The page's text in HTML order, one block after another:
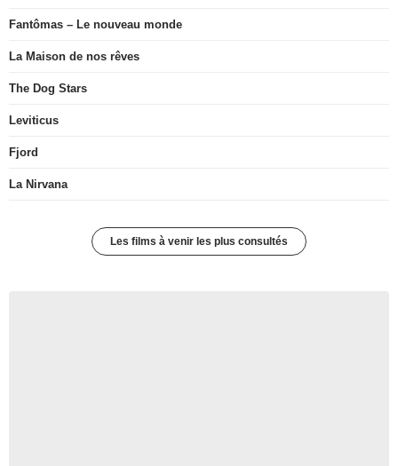
Fantômas – Le nouveau monde
La Maison de nos rêves
The Dog Stars
Leviticus
Fjord
La Nirvana
Les films à venir les plus consultés